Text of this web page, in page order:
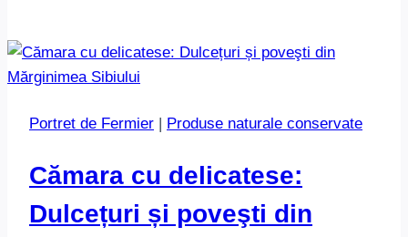
Portret de Fermier | Produse naturale conservate
Cămara cu delicatese:
Dulcețuri și poveşti din